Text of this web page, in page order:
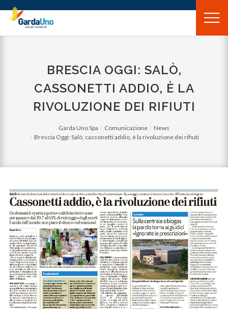
Gardauno
Spa
BRESCIA OGGI: SALÒ,
CASSONETTI ADDIO, È LA
RIVOLUZIONE DEI RIFIUTI
Garda Uno Spa Comunicazione
News
Brescia Oggi: Salò, cassonetti addio, è la rivoluzione dei rifiuti